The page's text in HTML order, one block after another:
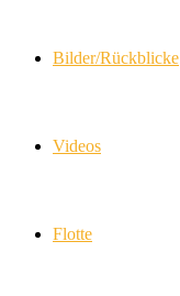
Bilder/Rückblicke
Videos
Flotte